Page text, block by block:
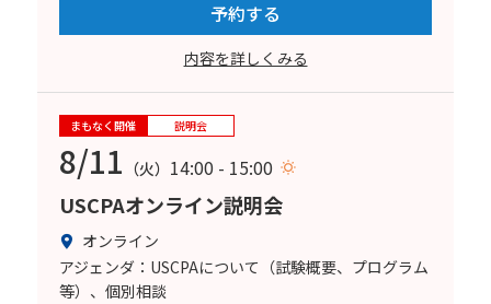
予約する
内容を詳しくみる
まもなく開催 説明会
8/11 （火） 14:00 - 15:00
USCPAオンライン説明会
オンライン
アジェンダ：USCPAについて（試験概要、プログラム
等）、個別相談